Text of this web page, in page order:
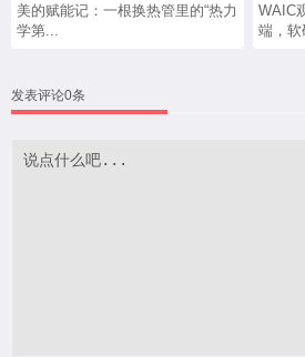
美的赋能记：一根换热管里的“热力
学第...
WAIC
端，软
发表评论0条